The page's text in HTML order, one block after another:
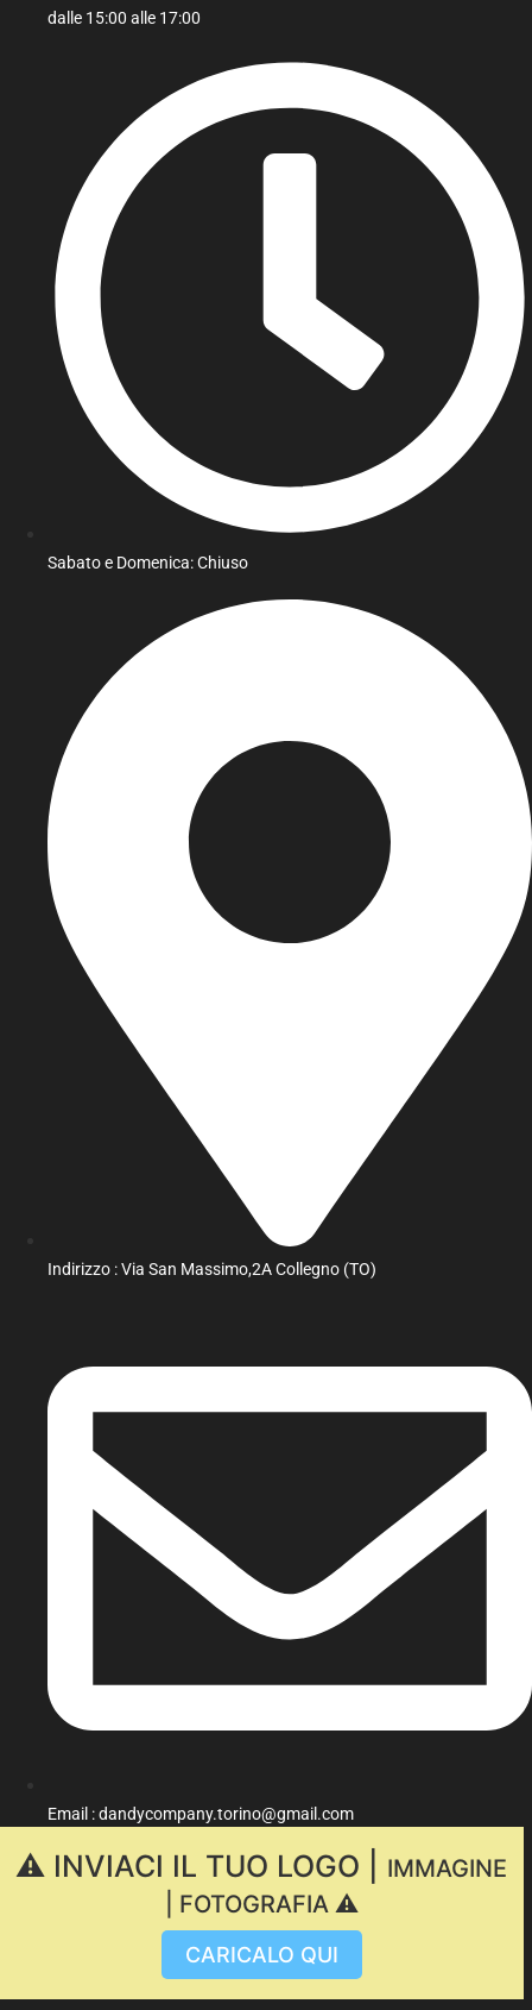
dalle 15:00 alle 17:00
Sabato e Domenica: Chiuso
Indirizzo : Via San Massimo,2A Collegno (TO)
Email : dandycompany.torino@gmail.com
⚠️ INVIACI IL TUO LOGO |
IMMAGINE
| FOTOGRAFIA ⚠️
CARICALO QUI